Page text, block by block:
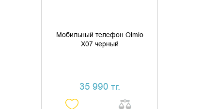
Мобильный телефон Olmio
X07 черный
35 990 тг.